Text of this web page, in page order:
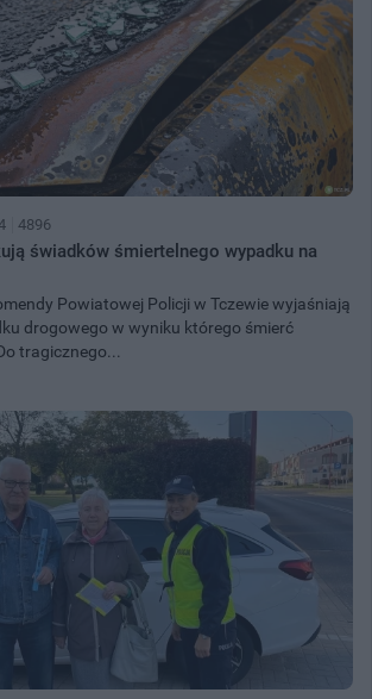
4896
świadków śmiertelnego wypadku na
Powiatowej Policji w Tczewie wyjaśniają
drogowego w wyniku którego śmierć
tragicznego...